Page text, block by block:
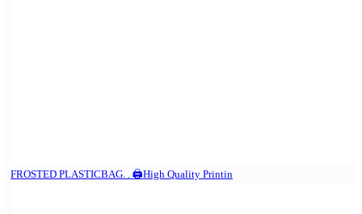
FROSTED PLASTICBAG. . 🖨️High Quality Printin